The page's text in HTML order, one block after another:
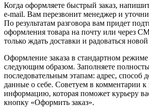
Когда оформляете быстрый заказ,
e-mail. Вам перезвонит менеджер и
По результатам разговора вам придет
оформления товара на почту или через
только ждать доставки и радоваться
Оформление заказа в стандартном
следующим образом. Заполняете
последовательным этапам: адрес, способ
данные о себе. Советуем в комментарии к
информацию, которая поможет курьеру
кнопку «Оформить заказ».